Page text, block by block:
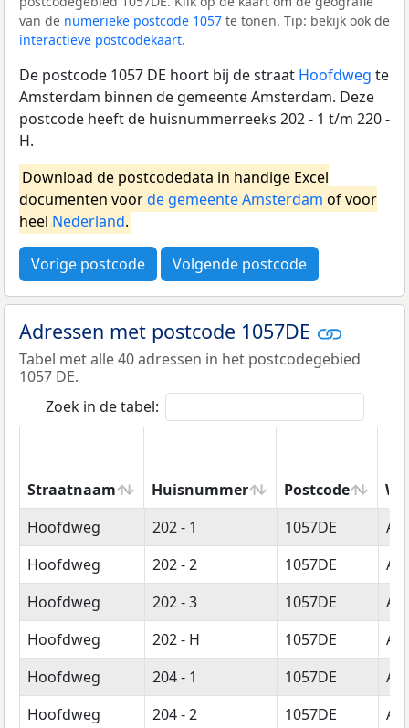
van de numerieke postcode 1057 te tonen. Tip: bekijk ook de
interactieve postcodekaart.
De postcode 1057 DE hoort bij de straat Hoofdweg te
Amsterdam binnen de gemeente Amsterdam. Deze
postcode heeft de huisnummerreeks 202 - 1 t/m 220 -
H.
Download de postcodedata in handige Excel
documenten voorde gemeente Amsterdam of voor
heel Nederland.
Vorige postcode Volgende postcode
Adressen met postcode 1057DE
Tabel met alle 40 adressen in het postcodegebied
1057 DE.
Zoek in de tabel:
Straatnaam Huisnummer Postcode
Straatnaam
Huisnummer Postcode
Hoofdweg 202 - 1 1057DE
Hoofdweg
202 - 2 1057DE
Hoofdweg
202 - 3 1057DE
Hoofdweg
202 - H 1057DE
Hoofdweg
204 - 1 1057DE
Hoofdweg
204 - 2 1057DE